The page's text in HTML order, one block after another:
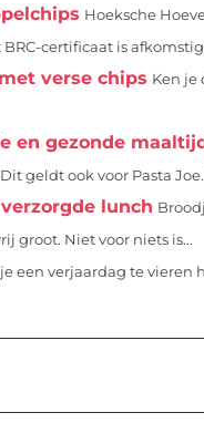
Hoeksche
certificaat is afkomstig
verse chips Ken je
en gezonde
geldt ook voor Pasta
lunch
groot. Niet voor niets is...
je een verjaardag te